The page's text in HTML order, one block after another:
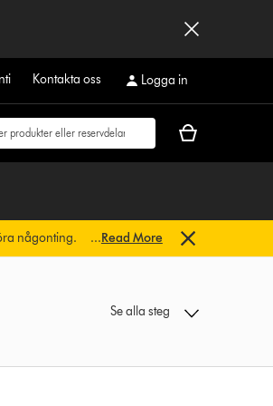
Kontakta oss Logga in
Kundvagnen
någonting.
...Read More
Se alla steg